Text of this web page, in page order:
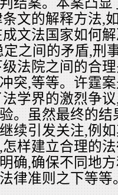
文的解释方法,
文法国家如何
定之间的矛盾,刑
级法院之间的合
突,等等。许霆
学界的激烈争
。虽然最终的
续引发关注,例
样建立合理的
确,确保不同地
律准则之下等等